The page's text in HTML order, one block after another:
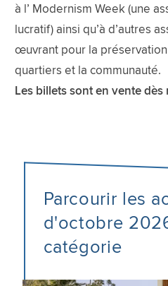
à l’ Modernism Week (une
lucratif) ainsi qu’à d’autres
œuvrant pour la
quartiers et la communauté.
Les billets sont en vente dès
Parcourir les
d'octobre
catégorie